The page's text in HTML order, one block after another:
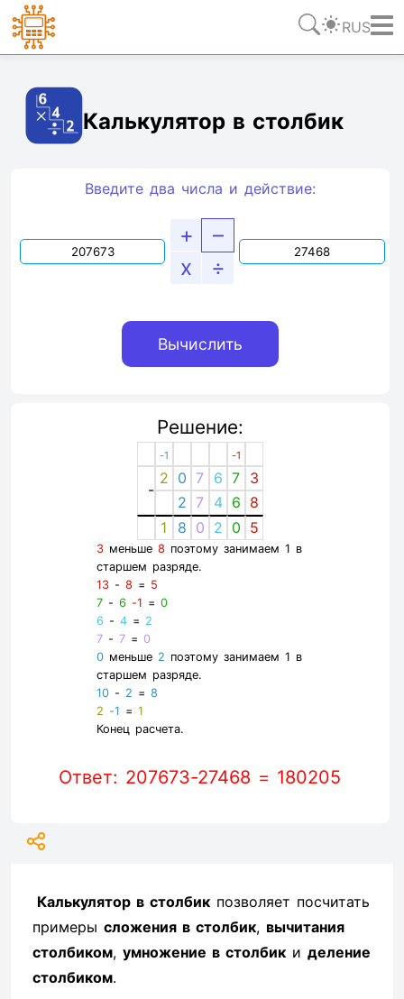
RUS
Калькулятор в столбик
Введите два числа и действие:
+
–
x
÷
Решение:
-1 -1
-
2 0 7 6 7 3
2 7 4 6 8
1
8 0 2 0 5
3меньше 8 поэтому занимаем 1 в
старшем разряде.
13- 8 = 5
7- 6 -1 = 0
6 - 4= 2
7- 7= 0
0меньше 2 поэтому занимаем 1 в
старшем разряде.
10- 2 = 8
2 -1 = 1
Конец расчета.
Ответ: 207673-27468 = 180205
Калькулятор в столбик позволяет посчитать
примеры сложения в столбик, вычитания
столбиком, умножение в столбик и деление
столбиком.